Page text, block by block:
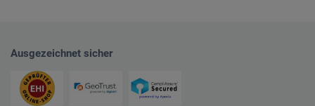
Ausgezeichnet sicher